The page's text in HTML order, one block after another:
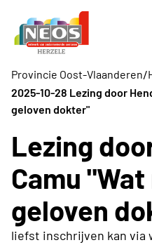
Provincie Oost-Vlaanderen/
2025-10-28 Lezing door
geloven dokter"
Lezing
Camu
geloven
liefst inschrijven kan via